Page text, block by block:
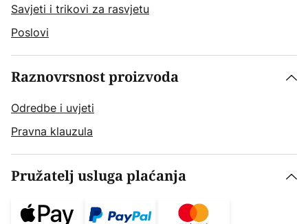
Savjeti i trikovi za rasvjetu
Poslovi
Raznovrsnost proizvoda
Odredbe i uvjeti
Pravna klauzula
Pružatelj usluga plaćanja